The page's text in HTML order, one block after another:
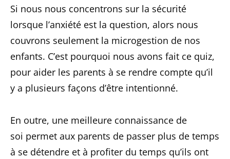
Si nous nous concentrons sur la sécurité
lorsque l’anxiété est la question, alors nous
couvrons seulement la microgestion de nos
enfants. C’est pourquoi nous avons fait ce quiz,
pour aider les parents à se rendre compte qu’il
y a plusieurs façons d’être intentionné.
En outre, une meilleure connaissance de
soi permet aux parents de passer plus de temps
à se détendre et à profiter du temps qu’ils ont